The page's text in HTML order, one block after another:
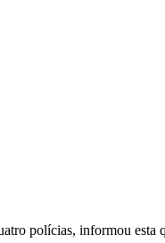
polícias, informou esta